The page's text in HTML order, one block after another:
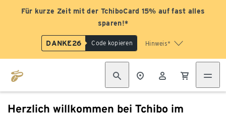
Für kurze Zeit mit der TchiboCard 15% auf fast alles
sparen!*
DANKE26 Code kopieren Hinweis*
Herzlich willkommen bei Tchibo im